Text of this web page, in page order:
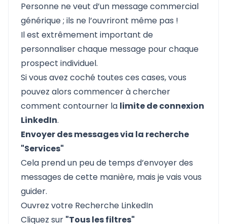
Personne ne veut d’un message commercial
générique ; ils ne l’ouvriront même pas !
Il est extrêmement important de
personnaliser chaque message pour chaque
prospect individuel.
Si vous avez coché toutes ces cases, vous
pouvez alors commencer à chercher
comment contourner la limite de connexion
LinkedIn.
Envoyer des messages via la recherche
"Services"
Cela prend un peu de temps d’envoyer des
messages de cette manière, mais je vais vous
guider.
Ouvrez votre Recherche LinkedIn
Cliquez sur "Tous les filtres"